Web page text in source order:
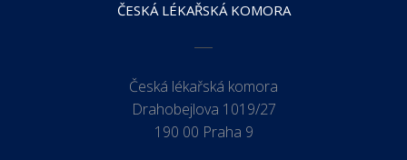
ČESKÁ LÉKAŘSKÁ KOMORA
Česká lékařská komora
Drahobejlova 1019/27
190 00 Praha 9